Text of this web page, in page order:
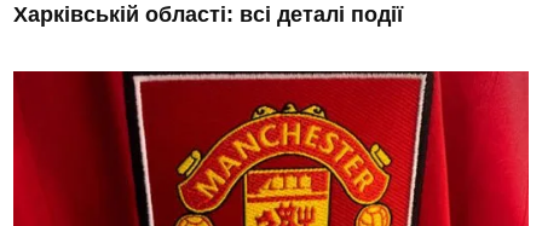
Харківській області: всі деталі події